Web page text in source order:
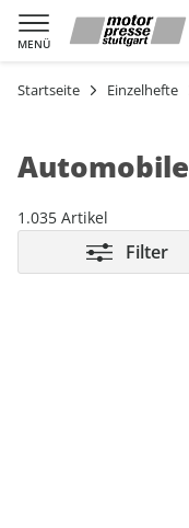
MENÜ
Warenkorb
Startseite Einzelhefte
Automobile
1.035 Artikel
Filter